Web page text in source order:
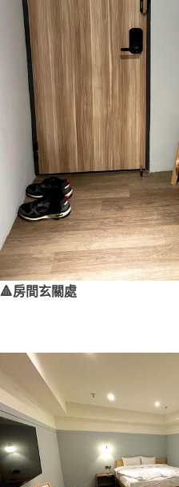
🔺房間玄關處